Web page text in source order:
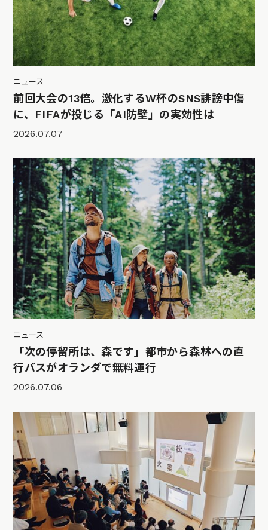
ニュース
前回大会の13倍。激化するW杯のSNS誹謗中傷
に、FIFAが投じる「AI防壁」の実効性は
2026.07.07
ニュース
「次の停留所は、森です」都市から森林への直
行バスがオランダで無料運行
2026.07.06